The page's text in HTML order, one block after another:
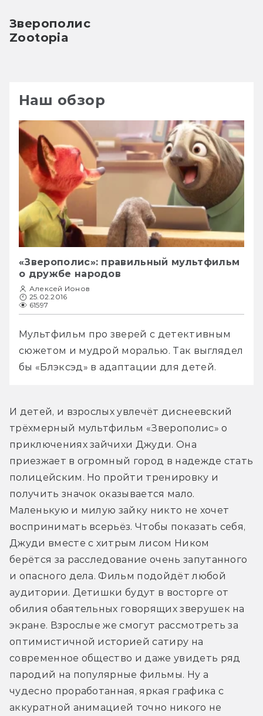
Зверополис
Zootopia
Наш обзор
«Зверополис»: правильный мультфильм
о дружбе народов
Алексей Ионов
25.02.2016
61597
Мультфильм про зверей с детективным
сюжетом и мудрой моралью. Так выглядел
бы «Блэксэд» в адаптации для детей.
И детей, и взрослых увлечёт диснеевский
трёхмерный мультфильм «Зверополис» о
приключениях зайчихи Джуди. Она
приезжает в огромный город в надежде стать
полицейским. Но пройти тренировку и
получить значок оказывается мало.
Маленькую и милую зайку никто не хочет
воспринимать всерьёз. Чтобы показать себя,
Джуди вместе с хитрым лисом Ником
берётся за расследование очень запутанного
и опасного дела. Фильм подойдёт любой
аудитории. Детишки будут в восторге от
обилия обаятельных говорящих зверушек на
экране. Взрослые же смогут рассмотреть за
оптимистичной историей сатиру на
современное общество и даже увидеть ряд
пародий на популярные фильмы. Ну а
чудесно проработанная, яркая графика с
аккуратной анимацией точно никого не